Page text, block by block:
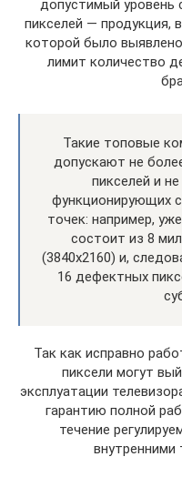
допустимый уровень
пикселей — продукция,
которой было
лимит количество
Такие топовые
допускают не
пикселей и
функционирующих
точек: например,
состоит из 8
(3840х2160) и,
16 дефектных
Так как исправно
пиксели могут
эксплуатации
гарантию полной
течение
внутренними